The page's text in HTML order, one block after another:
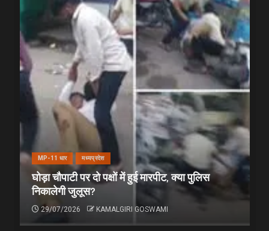
MP-11 धार मध्यप्रदेश
घोड़ा चौपाटी पर दो पक्षों में हुई मारपीट, क्या पुलिस
निकालेगी जुलूस?
29/07/2026 KAMALGIRI GOSWAMI